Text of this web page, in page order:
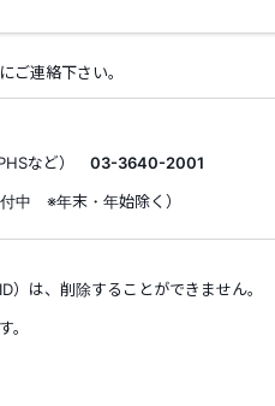
ご連絡下さい。
など） 03-3640-2001
中 ※年末・年始除く）
）は、削除することができません。
。